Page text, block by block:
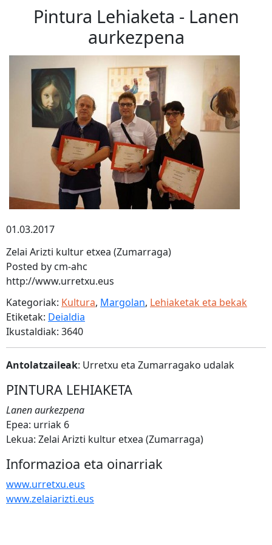
Pintura Lehiaketa - Lanen
aurkezpena
01.03.2017
Zelai Arizti kultur etxea (Zumarraga)
Posted by cm-ahc
http://www.urretxu.eus
Kategoriak: Kultura, Margolan, Lehiaketak eta bekak
Etiketak: Deialdia
Ikustaldiak: 3640
Antolatzaileak: Urretxu eta Zumarragako udalak
PINTURA LEHIAKETA
Lanen aurkezpena
Epea: urriak 6
Lekua: Zelai Arizti kultur etxea (Zumarraga)
Informazioa eta oinarriak
www.urretxu.eus
www.zelaiarizti.eus